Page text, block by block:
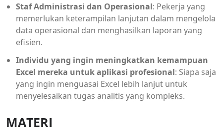
Staf Administrasi dan Operasional: Pekerja yang
memerlukan keterampilan lanjutan dalam mengelola
data operasional dan menghasilkan laporan yang
efisien.
Individu yang ingin meningkatkan kemampuan
Excel mereka untuk aplikasi profesional: Siapa saja
yang ingin menguasai Excel lebih lanjut untuk
menyelesaikan tugas analitis yang kompleks.
MATERI